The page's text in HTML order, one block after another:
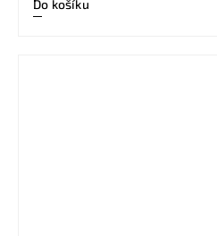
Do košíku